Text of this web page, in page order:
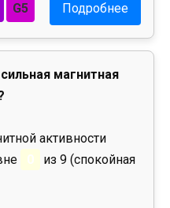
G5 Подробнее
магнитная
активности
0
из 9 (спокойная